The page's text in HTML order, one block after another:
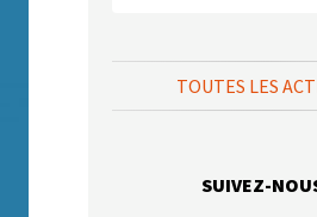
TOUTES LES
SUIVEZ-